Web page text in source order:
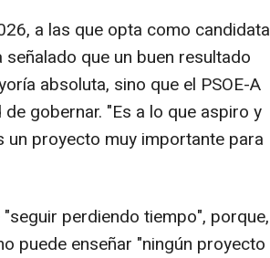
a las que opta como candidata
que un buen resultado
absoluta, sino que el PSOE-A
gobernar. "Es a lo que aspiro y
un proyecto muy importante para
perdiendo tiempo", porque,
puede enseñar "ningún proyecto